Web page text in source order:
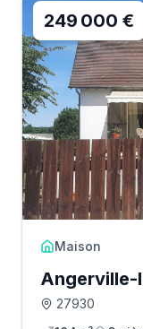
249 000 €
Maison
Angerville-
27930